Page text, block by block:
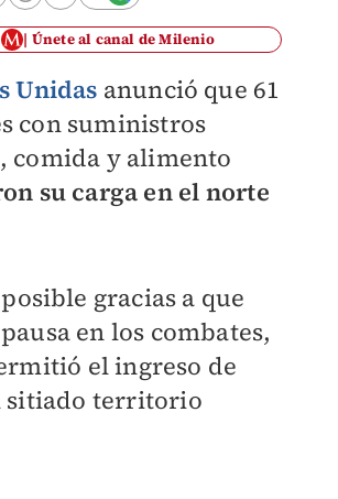
Únete al canal de Milenio
Unidas anunció que 61
con suministros
comida y alimento
su carga en el norte
gracias a que
en los combates,
el ingreso de
sitiado territorio